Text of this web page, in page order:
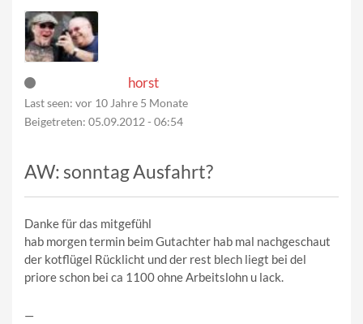
horst
Last seen: vor 10 Jahre 5 Monate
Beigetreten: 05.09.2012 - 06:54
AW: sonntag Ausfahrt?
Danke für das mitgefühl
hab morgen termin beim Gutachter hab mal nachgeschaut
der kotflügel Rücklicht und der rest blech liegt bei del
priore schon bei ca 1100 ohne Arbeitslohn u lack.
—